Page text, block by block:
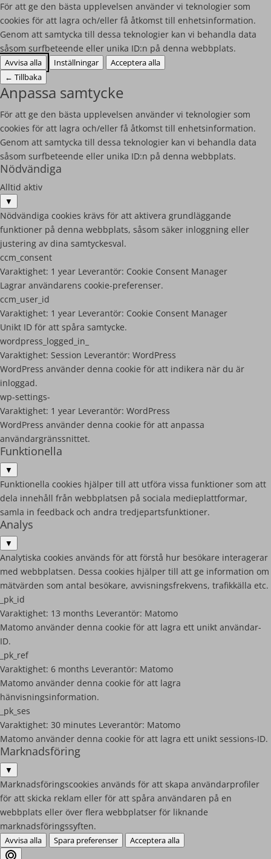
För att ge den bästa upplevelsen använder vi teknologier som
cookies för att lagra och/eller få åtkomst till enhetsinformation.
Genom att samtycka till dessa teknologier kan vi behandla data
såsom surfbeteende eller unika ID:n på denna webbplats.
Avvisa alla Inställningar
Acceptera alla
← Tillbaka
Anpassa samtycke
För att ge den bästa upplevelsen använder vi teknologier som
cookies för att lagra och/eller få åtkomst till enhetsinformation.
Genom att samtycka till dessa teknologier kan vi behandla data
såsom surfbeteende eller unika ID:n på denna webbplats.
Nödvändiga
Alltid aktiv
▼
Nödvändiga cookies krävs för att aktivera grundläggande
funktioner på denna webbplats, såsom säker inloggning eller
justering av dina samtyckesval.
ccm_consent
Varaktighet: 1 year Leverantör: Cookie Consent Manager
Lagrar användarens cookie-preferenser.
ccm_user_id
Varaktighet: 1 year Leverantör: Cookie Consent Manager
Unikt ID för att spåra samtycke.
wordpress_logged_in_
Varaktighet: Session Leverantör: WordPress
WordPress använder denna cookie för att indikera när du är
inloggad.
wp-settings-
Varaktighet: 1 year Leverantör: WordPress
WordPress använder denna cookie för att anpassa
användargränssnittet.
Funktionella
▼
Funktionella cookies hjälper till att utföra vissa funktioner som att
dela innehåll från webbplatsen på sociala medieplattformar,
samla in feedback och andra tredjepartsfunktioner.
Analys
▼
Analytiska cookies används för att förstå hur besökare interagerar
med webbplatsen. Dessa cookies hjälper till att ge information om
mätvärden som antal besökare, avvisningsfrekvens, trafikkälla etc.
_pk_id
Varaktighet: 13 months Leverantör: Matomo
Matomo använder denna cookie för att lagra ett unikt användar-
ID.
_pk_ref
Varaktighet: 6 months Leverantör: Matomo
Matomo använder denna cookie för att lagra
hänvisningsinformation.
_pk_ses
Varaktighet: 30 minutes Leverantör: Matomo
Matomo använder denna cookie för att lagra ett unikt sessions-ID.
Marknadsföring
▼
Marknadsföringscookies används för att skapa användarprofiler
för att skicka reklam eller för att spåra användaren på en
webbplats eller över flera webbplatser för liknande
marknadsföringssyften.
Avvisa alla Spara preferenser Acceptera alla